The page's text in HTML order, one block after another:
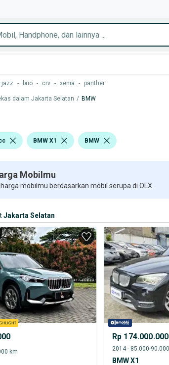
jazz - brio - crv - xenia - panther
dalam Jakarta Selatan / BMW
BMW X1 BMW
Mobilmu
mobilmu berdasarkan mobil serupa di OLX.
Jakarta Selatan
km
Rp 174.000.000
BMW X1